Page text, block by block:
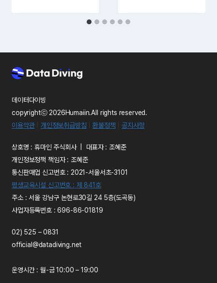
데이터다이빙
copyrightⓒ 2026Humaiin.All rights reserved.
이용약관| 개인정보취급방침 |환불정책 |공지사항
상호명 : 휴마인 주식회사 | 대표자 : 조혜준
개인정보정책 책임자 : 조혜준
통신판매업 신고번호 : 2021-서울서초-3101
평생교육시설 신고번호 : 제 841호
주소 : 서울 강남구 논현로30길 24 5층(도곡동)
사업자등록번호 : 696-86-01819
02) 525 – 0831
official@datadiving.net
운영시간 : 월-금 10:00 – 19:00